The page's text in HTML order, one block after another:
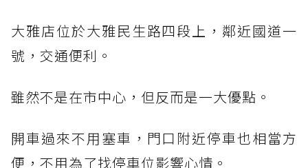
大雅店位於大雅民生路四段上，鄰近國道一
號，交通便利。
雖然不是在市中心，但反而是一大優點。
開車過來不用塞車，門口附近停車也相當方
便，不用為了找停車位影響心情。